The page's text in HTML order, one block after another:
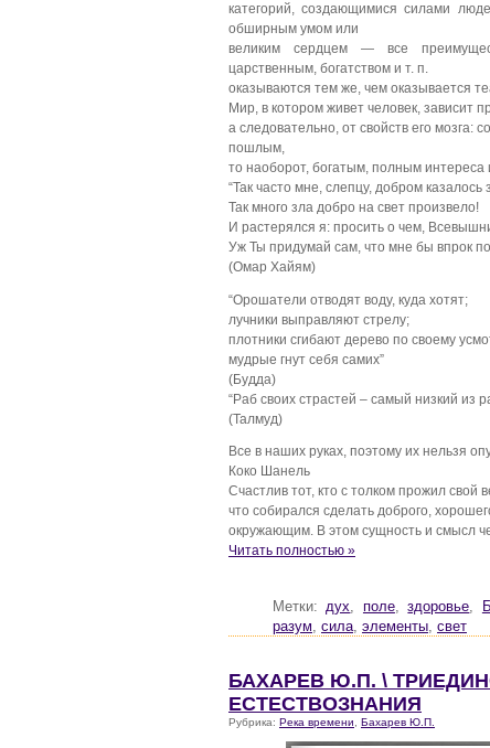
категорий, создающимися силами
обширным умом или
великим сердцем — все
царственным, богатством и т. п.
оказываются тем же, чем оказывается
Мир, в котором живет человек, зависит
а следовательно, от свойств его мозга:
пошлым,
то наоборот, богатым, полным интереса
“Так часто мне, слепцу, добром казалось
Так много зла добро на свет произвело!
И растерялся я: просить о чем,
Уж Ты придумай сам, что мне бы впрок
(Омар Хайям)
“Орошатели отводят воду, куда хотят;
лучники выправляют стрелу;
плотники сгибают дерево по своему
мудрые гнут себя самих”
(Будда)
“Раб своих страстей – самый низкий из
(Талмуд)
Все в наших руках, поэтому их нельзя
Коко Шанель
Счастлив тот, кто с толком прожил свой
что собирался сделать доброго,
окружающим. В этом сущность и смысл
Читать полностью »
Метки:дух, поле,здоровье,
разум, сила, элементы, свет
БАХАРЕВ Ю.П. \
ЕСТЕСТВОЗНАНИЯ
Рубрика: Река времени, Бахарев Ю.П.